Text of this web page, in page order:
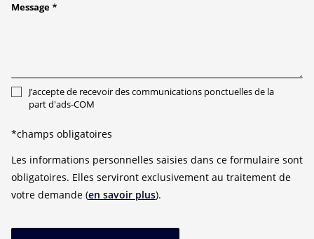
Message
J’accepte de recevoir des communications ponctuelles de la
part d'ads-COM
*champs obligatoires
Les informations personnelles saisies dans ce formulaire sont
obligatoires. Elles serviront exclusivement au traitement de
votre demande (en savoir plus).